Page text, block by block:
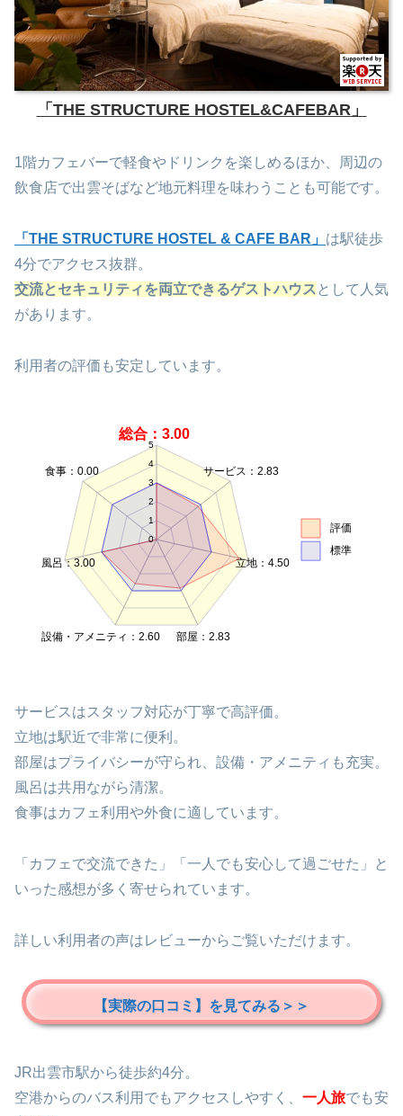
「THE STRUCTURE HOSTEL&CAFEBAR」
1階カフェバーで軽食やドリンクを楽しめるほか、周辺の
飲食店で出雲そばなど地元料理を味わうことも可能です。
「THE STRUCTURE HOSTEL & CAFE BAR」 は駅徒歩
4分でアクセス抜群。
交流とセキュリティを両立できるゲストハウス として人気
があります。
利用者の評価も安定しています。
0
1
2
3
4
5
総合：3.00
サービス：2.83
立地：4.50
部屋：2.83
設備・アメニティ：2.60
風呂：3.00
食事：0.00
評価
標準
サービスはスタッフ対応が丁寧で高評価。
立地は駅近で非常に便利。
部屋はプライバシーが守られ、設備・アメニティも充実。
風呂は共用ながら清潔。
食事はカフェ利用や外食に適しています。
「カフェで交流できた」「一人でも安心して過ごせた」と
いった感想が多く寄せられています。
詳しい利用者の声はレビューからご覧いただけます。
【実際の口コミ】を見てみる＞＞
JR出雲市駅から徒歩約4分。
空港からのバス利用でもアクセスしやすく、 一人旅でも安